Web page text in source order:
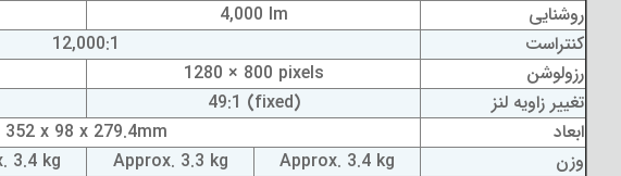
روشنایی
4,000 lm
کنتراست
12,000:1
رزولوشن
1280 × 800 pixels
تغییر زاویه لنز
49:1 (fixed)
ابعاد
352 x 98 x 279.4mm
وزن
Approx. 3.4 kg
Approx. 3.3 kg
3.4 kg